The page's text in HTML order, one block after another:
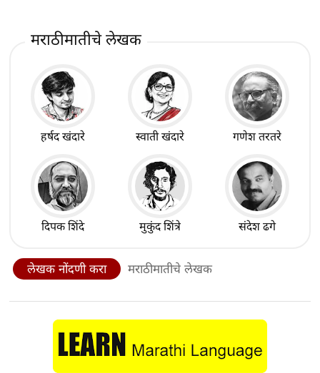
मराठीमातीचे लेखक
हर्षद खंदारे स्वाती खंदारे गणेश तरतरे
दिपक शिंदे मुकुंद शिंत्रे संदेश ढगे
लेखक नोंदणी करा मराठीमातीचे लेखक